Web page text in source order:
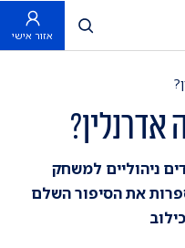
פתח חיפוש
אזור אישי
ניהוליים למשחק
את הסיפור השלם